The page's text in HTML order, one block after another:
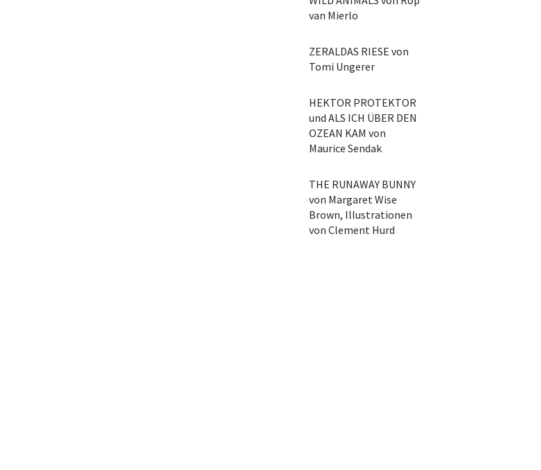
van Mierlo
ZERALDAS RIESE von
Tomi Ungerer
HEKTOR PROTEKTOR
und ALS ICH ÜBER DEN
OZEAN KAM von
Maurice Sendak
THE RUNAWAY BUNNY
von Margaret Wise
Brown, Illustrationen
von Clement Hurd